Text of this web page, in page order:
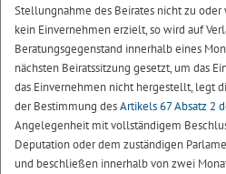
Stellungnahme des Beirates nicht zu
kein Einvernehmen erzielt, so wird auf
Beratungsgegenstand innerhalb eines
nächsten Beiratssitzung gesetzt, um das
das Einvernehmen nicht hergestellt, legt
der Bestimmung desArtikels 67 Absatz 2
Angelegenheit mit vollständigem
Deputation oder dem zuständigen
und beschließen innerhalb von zwei